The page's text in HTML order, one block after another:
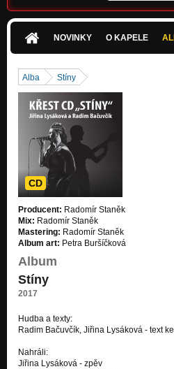
Skrytá moře
Stíny
Stíny
V kouři vodní dýmky
Stíny
Tam v horách
Stíny
V noční řece
Stíny
Krásná
Stíny
Stíny
Dávným králům
Stíny
Sibyla
NOVINKY O KAPELE
Alba Stíny
CD
Producent: Radomír Staněk
Mix: Radomír Staněk
Mastering: Radomír Staněk
Album art: Petra Buršíčková
Album
Stíny
2017
Hudba a texty:
Radim Bačuvčík, Jiřina Lysáková - text
Nahráli:
Jiřina Lysáková - zpěv